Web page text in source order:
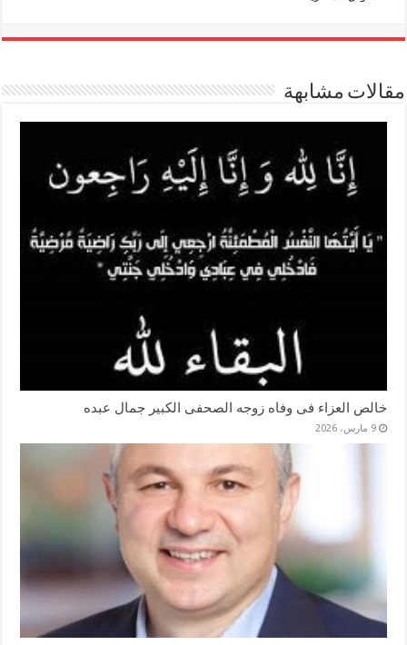
مقالات مشابهة
خالص العزاء فى وفاه زوجه الصحفى الكبير جمال عبده
9 مارس، 2026